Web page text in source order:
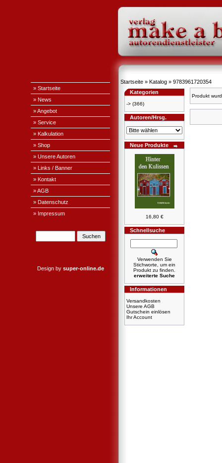
» Startseite
» News
» Angebot
» Service
» Kalkulation
» Shop
» Unsere Autoren
» Links / Banner
» Kontakt
» AGB
» Datenschutz
» Impressum
Design by super-online.de
Startseite » Katalog » 9783961720354
Kategorien
-> (366)
Autoren/Hrsg.
Neue Produkte
16,80 €
Schnellsuche
Verwenden Sie
Stichworte, um ein
Produkt zu finden.
erweiterte Suche
Informationen
Versandkosten
Unsere AGB
Gutschein einlösen
Ihr Account
Produkt